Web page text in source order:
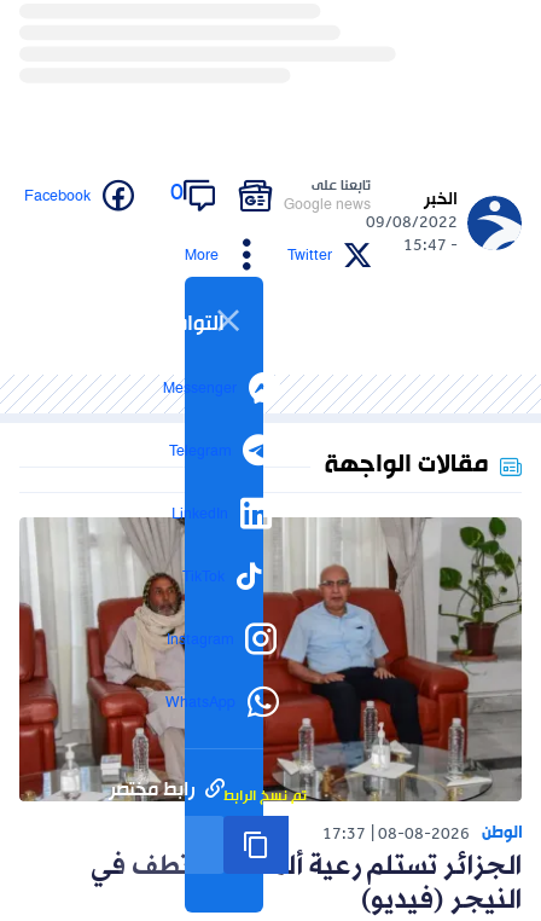
الخبر
09/08/2022
- 15:47
تابعنا على
Google news
0
Facebook
Twitter
More
التواصل الاجتماعي
Messenger
Telegram
LinkedIn
TikTok
Instagram
WhatsApp
رابط مختصر تم نسخ الرابط
مقالات الواجهة
الوطن 08-08-2026
17:37
الجزائر تستلم رعية ألماني مختطف في
النيجر (فيديو)